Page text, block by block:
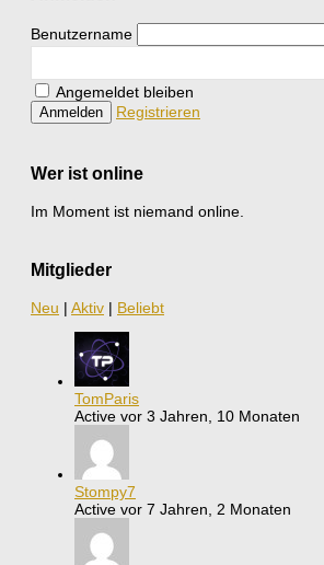
Benutzername
Angemeldet bleiben
Registrieren
Wer ist online
Im Moment ist niemand online.
Mitglieder
Neu | Aktiv | Beliebt
TomParis
Active vor 3 Jahren, 10 Monaten
Stompy7
Active vor 7 Jahren, 2 Monaten